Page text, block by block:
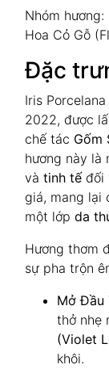
Nhóm
Hoa Cỏ Gỗ
Đặc
Iris
2022, được
chế tác Gốm
hương này là
và tinh tếđối
giá, mang lại
một lớp da
Hương thơm
sự pha trộn
Mở Đầu
thở nhẹ
(Violet
khôi.